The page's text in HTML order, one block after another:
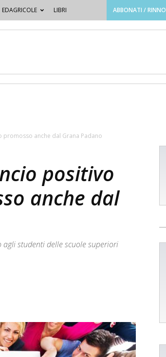
EDAGRICOLE LIBRI ABBONATI /
anche dal Grana Padano
positivo
anche dal
studenti delle scuole superiori